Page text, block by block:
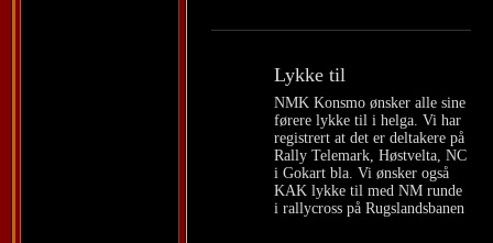
Lykke til
NMK Konsmo ønsker alle sine
førere lykke til i helga. Vi har
registrert at det er deltakere på
Rally Telemark, Høstvelta, NC
i Gokart bla. Vi ønsker også
KAK lykke til med NM runde
i rallycross på Rugslandsbanen